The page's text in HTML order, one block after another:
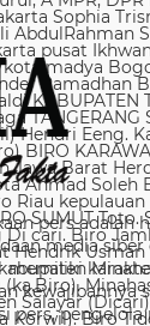
pers adalah
media
memiliki
kewajibannya
pers, pengelola